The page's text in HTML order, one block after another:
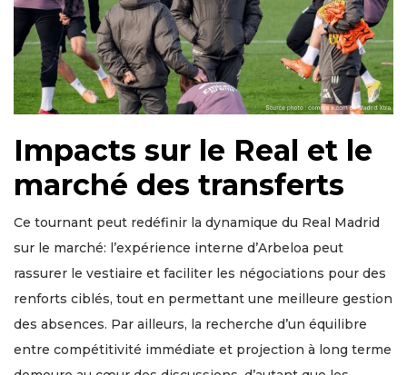
Impacts sur le Real et le
marché des transferts
Ce tournant peut redéfinir la dynamique du Real Madrid
sur le marché: l’expérience interne d’Arbeloa peut
rassurer le vestiaire et faciliter les négociations pour des
renforts ciblés, tout en permettant une meilleure gestion
des absences. Par ailleurs, la recherche d’un équilibre
entre compétitivité immédiate et projection à long terme